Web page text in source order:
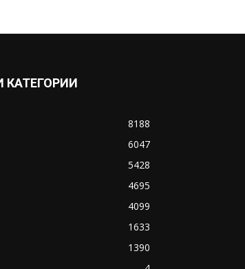
КАТЕГОРИИ
8188
6047
5428
4695
4099
1633
1390